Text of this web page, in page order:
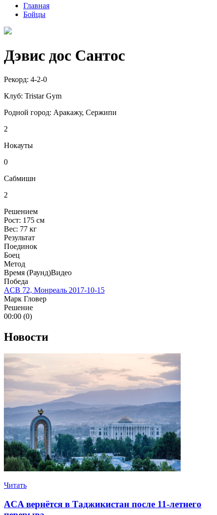
Главная
Бойцы
Дэвис дос Сантос
Рекорд: 4-2-0
Клуб: Tristar Gym
Родной город: Аракажу, Сержипи
2
Нокауты
0
Сабмишн
2
Решением
Рост: 175 см
Вес: 77 кг
Результат
Поединок
Боец
Метод
Время (Раунд)Видео
Победа
ACB 72, Монреаль 2017-10-15
Марк Гловер
Решение
00:00 (0)
Новости
Читать
ACA вернётся в Таджикистан после 11-летнего